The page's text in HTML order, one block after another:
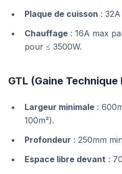
Plaque de cuisson :
Chauffage : 16A max
pour ≤ 3500W.
GTL (Gaine
Largeur minimale :
100m²).
Profondeur : 250mm
Espace libre devant :